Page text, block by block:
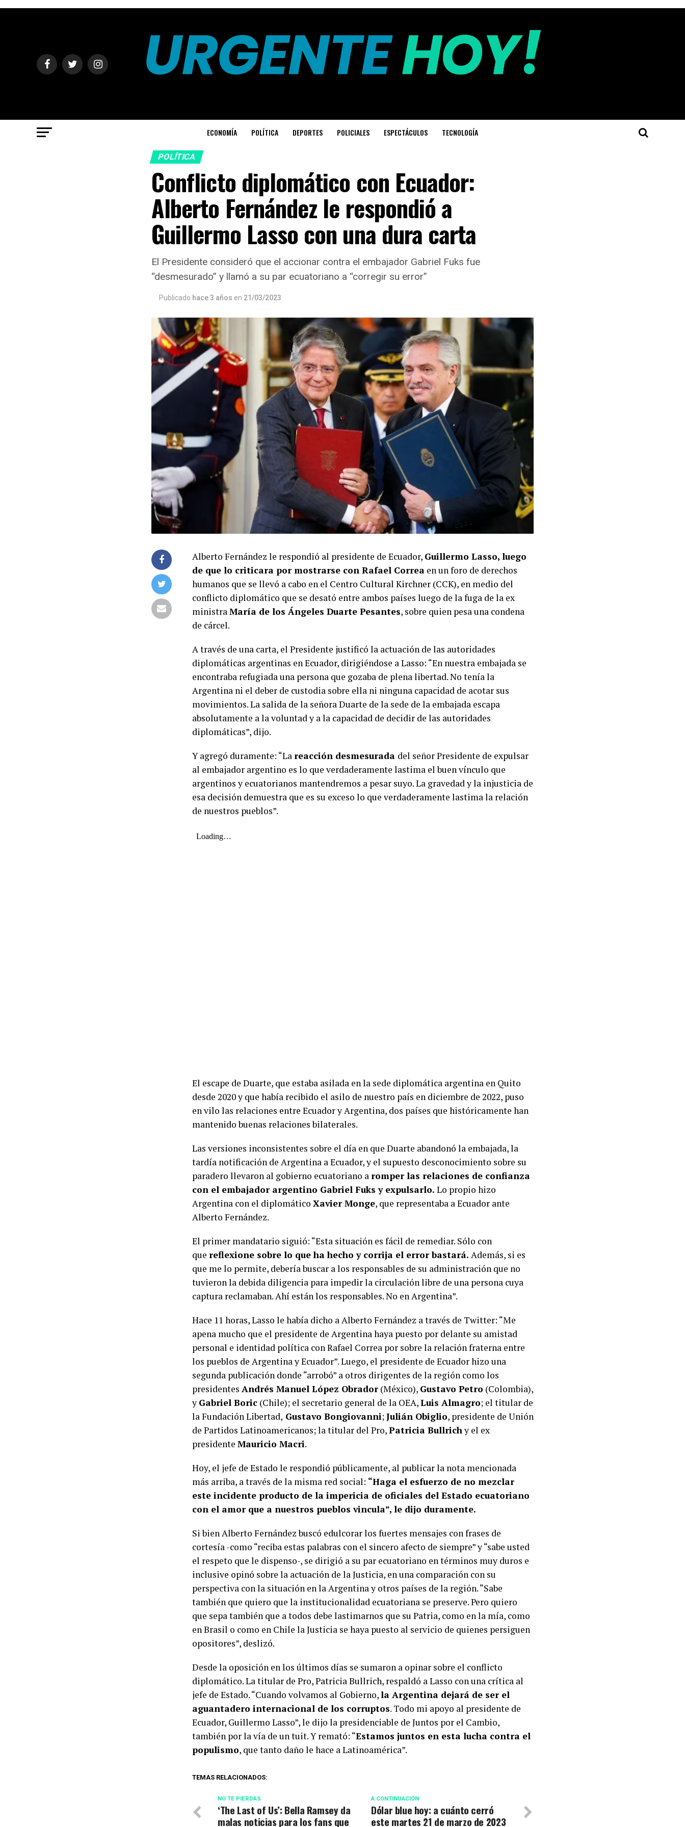
ECONOMÍA POLÍTICA DEPORTES POLICIALES ESPECTÁCULOS TECNOLOGÍA
POLÍTICA
Conflicto diplomático con Ecuador:
Alberto Fernández le respondió a
Guillermo Lasso con una dura carta
El Presidente consideró que el accionar contra el embajador Gabriel Fuks fue
“desmesurado” y llamó a su par ecuatoriano a “corregir su error”
Publicado hace 3 años en 21/03/2023
Alberto Fernández le respondió al presidente de Ecuador, Guillermo Lasso, luego
de que lo criticara por mostrarse con Rafael Correa en un foro de derechos
humanos que se llevó a cabo en el Centro Cultural Kirchner (CCK), en medio del
conflicto diplomático que se desató entre ambos países luego de la fuga de la ex
ministraMaría de los Ángeles Duarte Pesantes, sobre quien pesa una condena
de cárcel.
A través de una carta, el Presidente justificó la actuación de las autoridades
diplomáticas argentinas en Ecuador, dirigiéndose a Lasso: “En nuestra embajada se
encontraba refugiada una persona que gozaba de plena libertad. No tenía la
Argentina ni el deber de custodia sobre ella ni ninguna capacidad de acotar sus
movimientos. La salida de la señora Duarte de la sede de la embajada escapa
absolutamente a la voluntad y a la capacidad de decidir de las autoridades
diplomáticas”, dijo.
Y agregó duramente: “Lareacción desmesurada del señor Presidente de expulsar
al embajador argentino es lo que verdaderamente lastima el buen vínculo que
argentinos y ecuatorianos mantendremos a pesar suyo. La gravedad y la injusticia de
esa decisión demuestra que es su exceso lo que verdaderamente lastima la relación
de nuestros pueblos”.
El escape de Duarte, que estaba asilada en la sede diplomática argentina en Quito
desde 2020 y que había recibido el asilo de nuestro país en diciembre de 2022, puso
en vilo las relaciones entre Ecuador y Argentina, dos países que históricamente han
mantenido buenas relaciones bilaterales.
Las versiones inconsistentes sobre el día en que Duarte abandonó la embajada, la
tardía notificación de Argentina a Ecuador, y el supuesto desconocimiento sobre su
paradero llevaron al gobierno ecuatoriano aromper las relaciones de confianza
con el embajador argentino Gabriel Fuks y expulsarlo. Lo propio hizo
Argentina con el diplomático Xavier Monge, que representaba a Ecuador ante
Alberto Fernández.
El primer mandatario siguió: “Esta situación es fácil de remediar. Sólo con
que reflexione sobre lo que ha hecho y corrija el error bastará. Además, si es
que me lo permite, debería buscar a los responsables de su administración que no
tuvieron la debida diligencia para impedir la circulación libre de una persona cuya
captura reclamaban. Ahí están los responsables. No en Argentina”.
Hace 11 horas, Lasso le había dicho a Alberto Fernández a través de Twitter: “Me
apena mucho que el presidente de Argentina haya puesto por delante su amistad
personal e identidad política con Rafael Correa por sobre la relación fraterna entre
los pueblos de Argentina y Ecuador”. Luego, el presidente de Ecuador hizo una
segunda publicación donde “arrobó” a otros dirigentes de la región como los
presidentes Andrés Manuel López Obrador(México), Gustavo Petro (Colombia),
y Gabriel Boric (Chile); el secretario general de la OEA,Luis Almagro; el titular de
la Fundación Libertad, Gustavo Bongiovanni;Julián Obiglio, presidente de Unión
de Partidos Latinoamericanos; la titular del Pro,Patricia Bullrichy el ex
presidente Mauricio Macri.
Hoy, el jefe de Estado le respondió públicamente, al publicar la nota mencionada
más arriba, a través de la misma red social: “Haga el esfuerzo de no mezclar
este incidente producto de la impericia de oficiales del Estado ecuatoriano
con el amor que a nuestros pueblos vincula”, le dijo duramente.
Si bien Alberto Fernández buscó edulcorar los fuertes mensajes con frases de
cortesía -como “reciba estas palabras con el sincero afecto de siempre” y “sabe usted
el respeto que le dispenso-, se dirigió a su par ecuatoriano en términos muy duros e
inclusive opinó sobre la actuación de la Justicia, en una comparación con su
perspectiva con la situación en la Argentina y otros países de la región. “Sabe
también que quiero que la institucionalidad ecuatoriana se preserve. Pero quiero
que sepa también que a todos debe lastimarnos que su Patria, como en la mía, como
en Brasil o como en Chile la Justicia se haya puesto al servicio de quienes persiguen
opositores”, deslizó.
Desde la oposición en los últimos días se sumaron a opinar sobre el conflicto
diplomático. La titular de Pro, Patricia Bullrich, respaldó a Lasso con una crítica al
jefe de Estado. “Cuando volvamos al Gobierno,la Argentina dejará de ser el
aguantadero internacional de los corruptos. Todo mi apoyo al presidente de
Ecuador, Guillermo Lasso”, le dijo la presidenciable de Juntos por el Cambio,
también por la vía de un tuit. Y remató: “Estamos juntos en esta lucha contra el
populismo, que tanto daño le hace a Latinoamérica”.
TEMAS RELACIONADOS:
A CONTINUACIÓN
Dólar blue hoy: a cuánto cerró
este martes 21 de marzo de 2023
NO TE PIERDAS
‘The Last of Us’: Bella Ramsey da
malas noticias para los fans que